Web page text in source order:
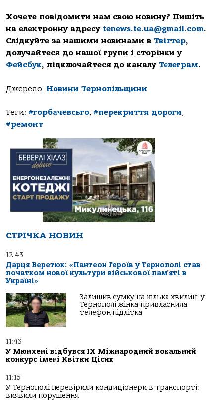
Хочете повідомити нам свою новину? Пишіть
на електронну адресу tenews.te.ua@gmail.com.
Слідкуйте за нашими новинами в Твіттер,
долучайтеся до нашої групи і сторінки у
Фейсбук, підключайтеся до каналу Телеграм.
Джерело: Новини Тернопільщини
Теги: #горбачевсьго, #перекриття дороги,
#ремонт
СТРІЧКА НОВИН
12:43
Дарця Веретюк: «Пантеон Героїв у Тернополі став
початком нової культури військової пам’яті в
Україні»
Залишив сумку на кілька хвилин: у
Тернополі жінка привласнила
телефон підлітка
11:43
У Мюнхені відбувся IX Міжнародний вокальний
конкурс імені Квітки Цісик
11:15
У Тернополі перевірили кондиціонери в транспорті:
виявили порушення